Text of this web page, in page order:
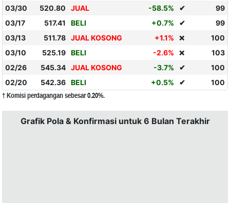
03/30
520.80 JUAL -58.5% ✔
99
03/17
517.41 BELI +0.7% ✔
99
03/13
511.78 JUAL KOSONG +1.1% ❌
100
03/10
525.19 BELI -2.6% ❌
103
02/26
545.34 JUAL KOSONG -3.7% ✔
100
02/20
542.36 BELI +0.5% ✔ 100
† Komisi perdagangan sebesar 0.20%.
Grafik Pola & Konfirmasi untuk 6 Bulan Terakhir